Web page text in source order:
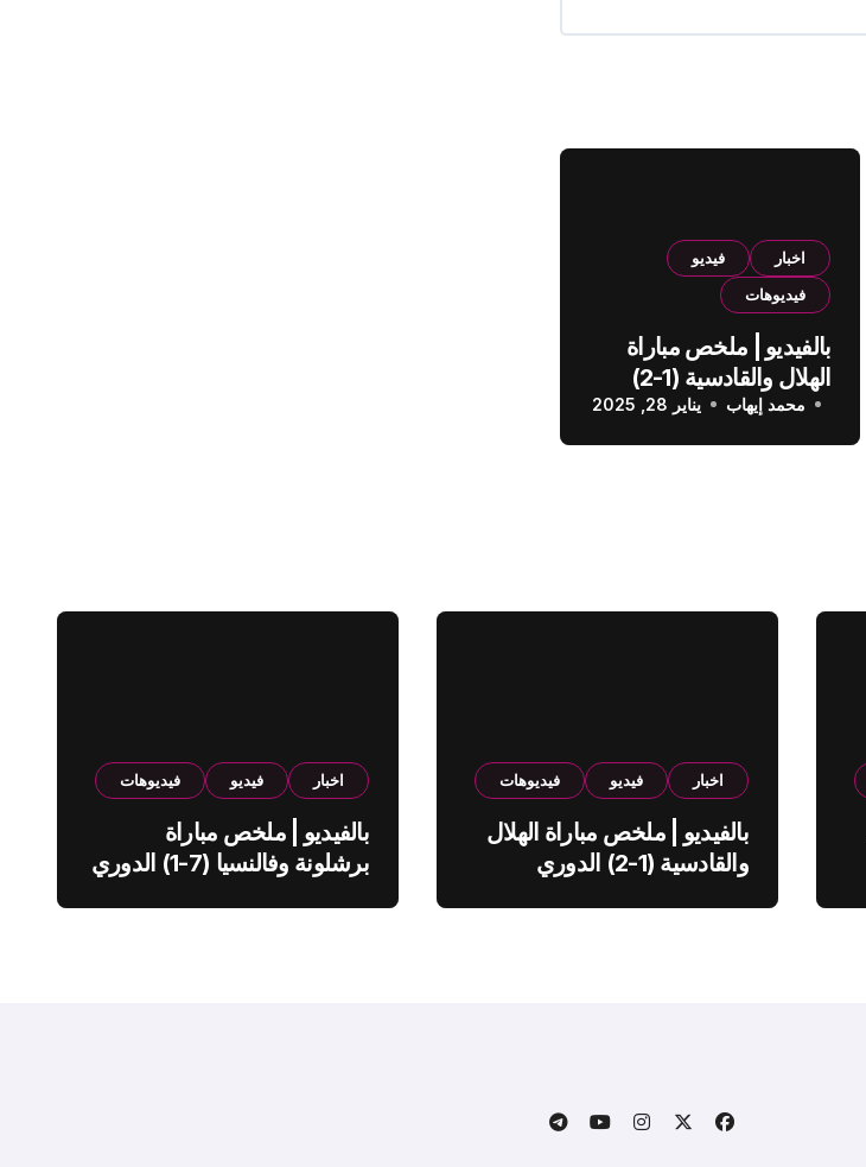
اخبار
فيديو
فيديوهات
بالفيديو | ملخص مباراة
الهلال والقادسية (1-2)
الدوري السعودي
محمد إيهاب يناير 28, 2025
اخبار فيديو فيديوهات
بالفيديو | ملخص مباراة الهلال
والقادسية (1-2) الدوري
اخبار فيديو فيديوهات
بالفيديو | ملخص مباراة
برشلونة وفالنسيا (7-1) الدوري